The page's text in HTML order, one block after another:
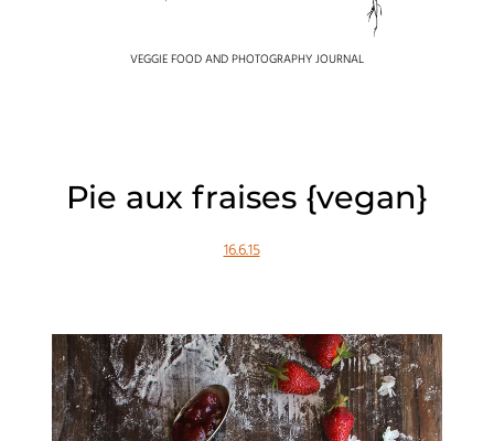
VEGGIE FOOD AND PHOTOGRAPHY JOURNAL
Pie aux fraises {vegan}
16.6.15